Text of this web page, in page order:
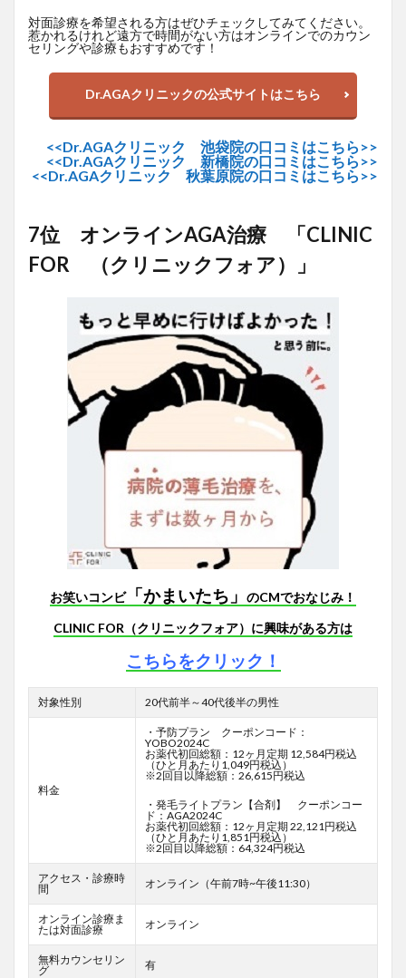
対面診療を希望される方はぜひチェックしてみてください。
惹かれるけれど遠方で時間がない方はオンラインでのカウン
セリングや診療もおすすめです！
Dr.AGAクリニックの公式サイトはこちら
<<Dr.AGAクリニック 池袋院の口コミはこちら>>
<<Dr.AGAクリニック 新橋院の口コミはこちら>>
<<Dr.AGAクリニック 秋葉原院の口コミはこちら>>
7位 オンラインAGA治療 「CLINIC
FOR （クリニックフォア）」
お笑いコンビ「かまいたち」 のCMでおなじみ！
CLINIC FOR（クリニックフォア）に興味がある方は
こちらをクリック！
対象性別 20代前半～40代後半の男性
料金
・予防プラン クーポンコード：
YOBO2024C
お薬代初回総額：12ヶ月定期 12,584円税込
（ひと月あたり1,049円税込）
※2回目以降総額：26,615円税込
・発毛ライトプラン【合剤】 クーポンコー
ド：AGA2024C
お薬代初回総額：12ヶ月定期 22,121円税込
（ひと月あたり1,851円税込）
※2回目以降総額：64,324円税込
アクセス・診療時
間
オンライン（午前7時~午後11:30）
オンライン診療ま
たは対面診療
オンライン
無料カウンセリン
グ
有